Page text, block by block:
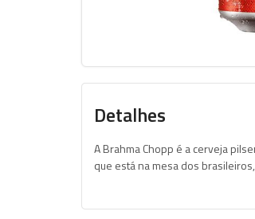
Detalhes
A Brahma Chopp é a cerveja
que está na mesa dos